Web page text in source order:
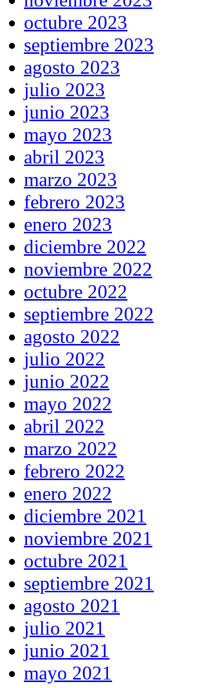
octubre 2023
septiembre 2023
agosto 2023
julio 2023
junio 2023
mayo 2023
abril 2023
marzo 2023
febrero 2023
enero 2023
diciembre 2022
noviembre 2022
octubre 2022
septiembre 2022
agosto 2022
julio 2022
junio 2022
mayo 2022
abril 2022
marzo 2022
febrero 2022
enero 2022
diciembre 2021
noviembre 2021
octubre 2021
septiembre 2021
agosto 2021
julio 2021
junio 2021
mayo 2021